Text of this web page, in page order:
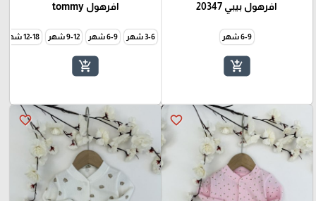
افرهول بيبي 20347
6-9 شهر
add_shopping_cart
افرهول tommy
3-6 شهر 6-9 شهر 9-12 شهر 12-18 شهر
add_shopping_cart
favorite_border
favorite_border